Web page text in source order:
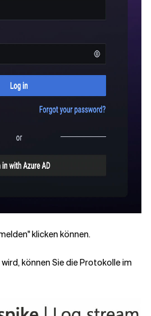
klicken können.
können Sie die Protokolle im